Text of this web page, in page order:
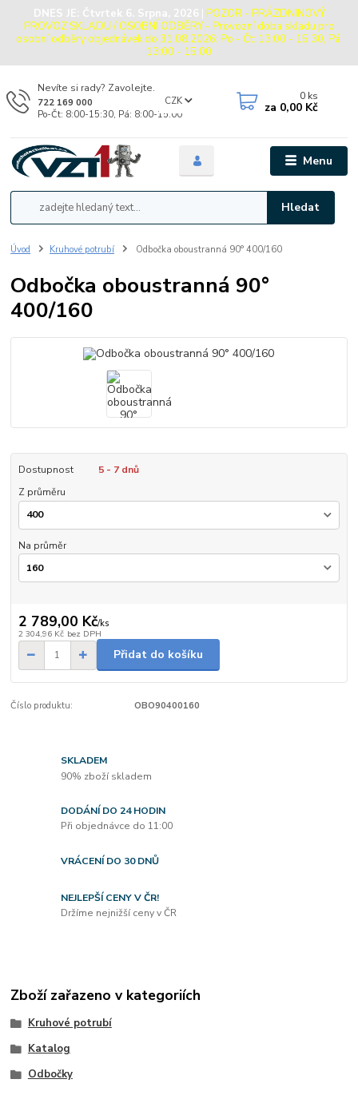
DNES JE: Čtvrtek 6. Srpna, 2026 | POZOR - PRÁZDNINOVÝ
PROVOZ SKLADU / OSOBNÍ ODBĚRY - Provozní doba skladu pro
osobní odběry objednávek do 31.08.2026: Po - Čt: 13:00 - 15:30, Pá:
13:00 - 15:00
Menu
CZK
Hledat
Nevíte si rady? Zavolejte.
722 169 000
Po-Čt: 8:00-15:30, Pá: 8:00-15:00
0 ks
za 0,00 Kč
Úvod Kruhové potrubí Odbočka oboustranná 90° 400/160
Odbočka oboustranná 90°
400/160
Dostupnost
5 - 7 dnů
Z průměru
Na průměr
2 789,00 Kč/ks
2 304,96 Kč bez DPH
Přidat do košíku
Číslo produktu: OBO90400160
SKLADEM
90% zboží skladem
DODÁNÍ DO 24 HODIN
Při objednávce do 11:00
VRÁCENÍ DO 30 DNŮ
NEJLEPŠÍ CENY V ČR!
Držíme nejnižší ceny v ČR
Zboží zařazeno v kategoriích
Kruhové potrubí
Katalog
Odbočky